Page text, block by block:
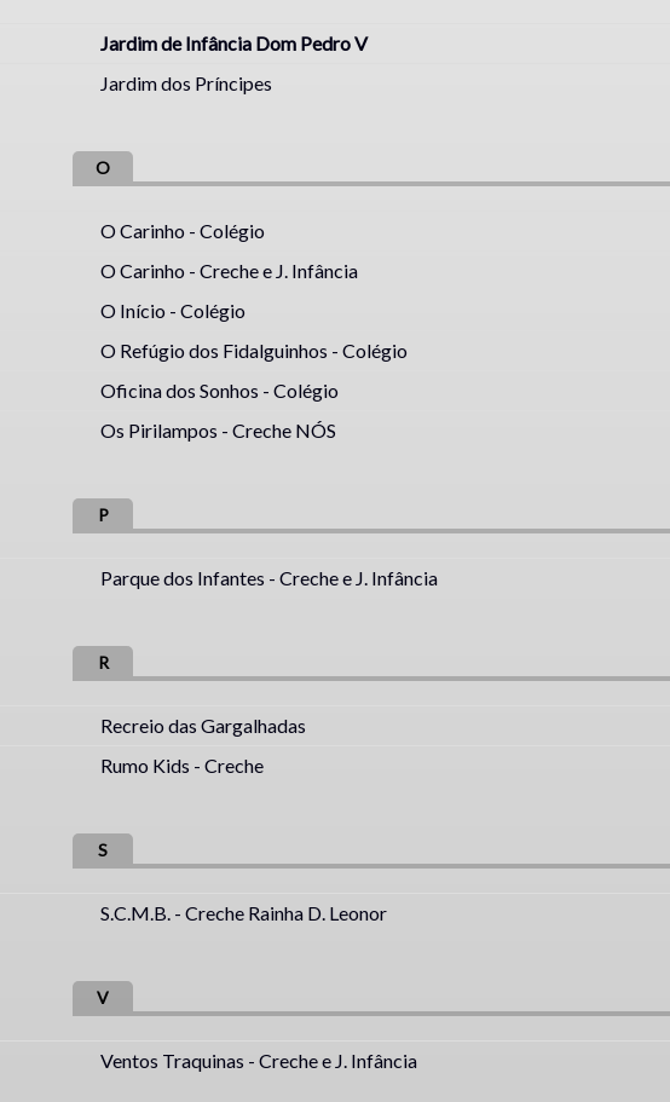
Jardim de Infância Dom Pedro V
Jardim dos Príncipes
O
O Carinho - Colégio
O Carinho - Creche e J. Infância
O Início - Colégio
O Refúgio dos Fidalguinhos - Colégio
Oficina dos Sonhos - Colégio
Os Pirilampos - Creche NÓS
P
Parque dos Infantes - Creche e J. Infância
R
Recreio das Gargalhadas
Rumo Kids - Creche
S
S.C.M.B. - Creche Rainha D. Leonor
V
Ventos Traquinas - Creche e J. Infância